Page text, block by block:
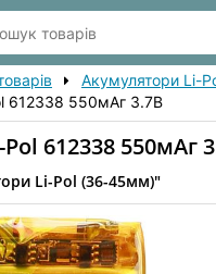
Акумулятори Li-
612338 550мАг 3.7В
612338 550мАг
Li-Pol (36-45мм)"